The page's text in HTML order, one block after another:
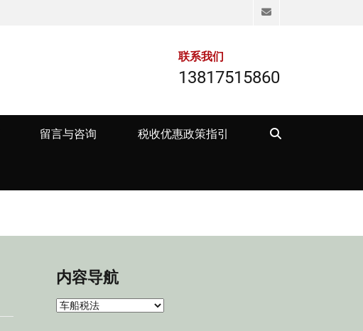
Email
联系我们
13817515860
留言与咨询 税收优惠政策指引
内容导航
内